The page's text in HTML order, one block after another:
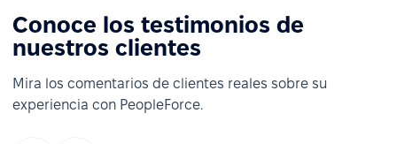
Conoce los testimonios de
nuestros clientes
Mira los comentarios de clientes reales sobre su
experiencia con PeopleForce.